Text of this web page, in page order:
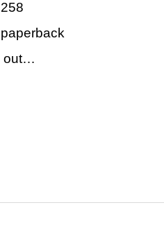
258
paperback
out…